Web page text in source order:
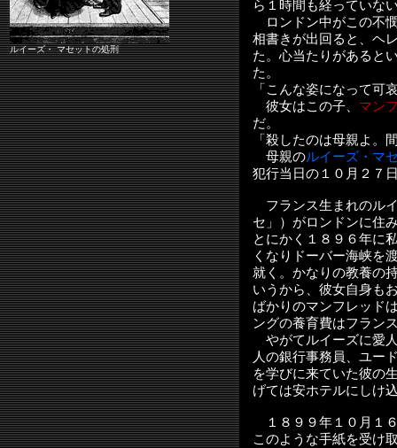
ルイーズ・ マセットの処刑
ら１時間も経っていな
ロンドン中がこの不
相書きが出回ると、ヘ
た。心当たりがあると
た。
「こんな姿になって可
彼女はこの子、 マン
だ。
「殺したのは母親よ。
母親のルイーズ・マ
犯行当日の１０月２７
フランス生まれのル
セ」）がロンドンに住
とにかく１８９６年に
くなりドーバー海峡を
就く。かなりの教養の
いうから、彼女自身も
ばかりのマンフレッド
ングの養育費はフラン
やがてルイーズに愛
人の銀行事務員、ユー
を学びに来ていた彼の
げては安ホテルにしけ
１８９９年１０月１
このような手紙を受け